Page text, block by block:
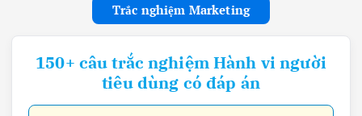
Trắc nghiệm Marketing
150+ câu trắc nghiệm Hành vi người
tiêu dùng có đáp án